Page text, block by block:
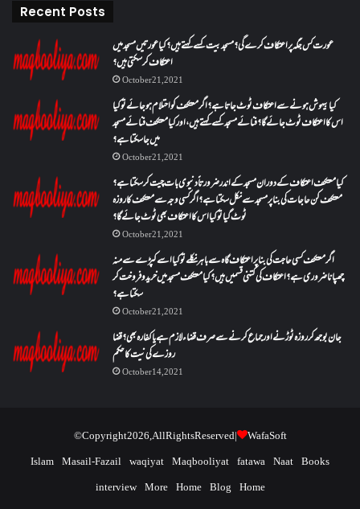
Recent Posts
عورت کس جگہ پر اعتکاف کرے گی؟مسجد بیت کسے کہتے ہیں؟کیا عورتیں مسجد میں
اعتکاف کر سکتی ہیں؟
October 21, 2021
کیا بیہوش ہونے سے اعتکاف ٹوٹ جاتا ہے؟ اگر معتکف کو احتلام ہو جائے تو کیا
اس کا اعتکاف ٹوٹ جائے گا؟فنائے مسجد کسے کہتے ہیں ، اور کیا معتکف فنائے مسجد
میں جا سکتا ہے؟
October 21, 2021
کیا معتکف اعتکاف کے دوران مسجد کے اندر ضرورتاً دنیوی بات چیت کر سکتا ہے؟
معتکف کن حاجات کی بنا پر مسجد سے نکل سکتا ہے؟ اگر کسی وجہ سے معتکف کا روزہ
ٹوٹ گیا تو کیا اس کا اعتکاف بھی ٹوٹ جائے گا؟
October 21, 2021
اگر معتکف کسی حاجت کی بنا پر اعتکاف گاہ سے باہر نکلے تو کیا اسے کپڑے سے منہ
چھپانا ضروری ہے؟اعتکاف کی کتنی قسمیں ہیں؟کیا معتکف مسجد میں خرید و فروخت کر
سکتا ہے؟
October 21, 2021
جان بوجھ کر روزہ ٹوڑنے اور جماع کرنے سے صرف قضاء لازم ہے یا کفارہ بھی؟ قضا
روزے کی نیت کا حکم
October 14, 2021
© Copyright 2026, All Rights Reserved |
WafaSoft
Islam Masail-Fazail waqiyat Maqbooliyat fatawa Naat Books
interview More Home Blog Home